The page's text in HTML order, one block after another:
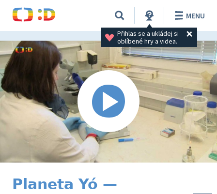
Přihlas se a ukládej si
oblíbené hry a videa.
MENU
Planeta Yó —